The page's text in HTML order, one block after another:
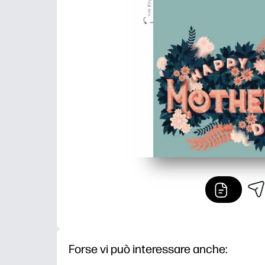
Forse vi può interessare anche: